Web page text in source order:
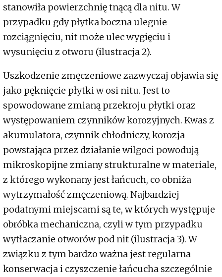
stanowiła powierzchnię tnącą dla nitu. W
przypadku gdy płytka boczna ulegnie
rozciągnięciu, nit może ulec wygięciu i
wysunięciu z otworu (ilustracja 2).
Uszkodzenie zmęczeniowe zazwyczaj objawia się
jako pęknięcie płytki w osi nitu. Jest to
spowodowane zmianą przekroju płytki oraz
występowaniem czynników korozyjnych. Kwas z
akumulatora, czynnik chłodniczy, korozja
powstająca przez działanie wilgoci powodują
mikroskopijne zmiany strukturalne w materiale,
z którego wykonany jest łańcuch, co obniża
wytrzymałość zmęczeniową. Najbardziej
podatnymi miejscami są te, w których występuje
obróbka mechaniczna, czyli w tym przypadku
wytłaczanie otworów pod nit (ilustracja 3). W
związku z tym bardzo ważna jest regularna
konserwacja i czyszczenie łańcucha szczególnie